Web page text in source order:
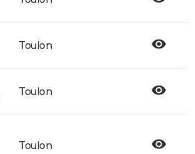
Toulon
Toulon
Toulon